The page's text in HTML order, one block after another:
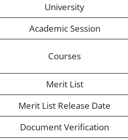
University
Academic Session
Courses
Merit List
Merit List Release Date
Document Verification